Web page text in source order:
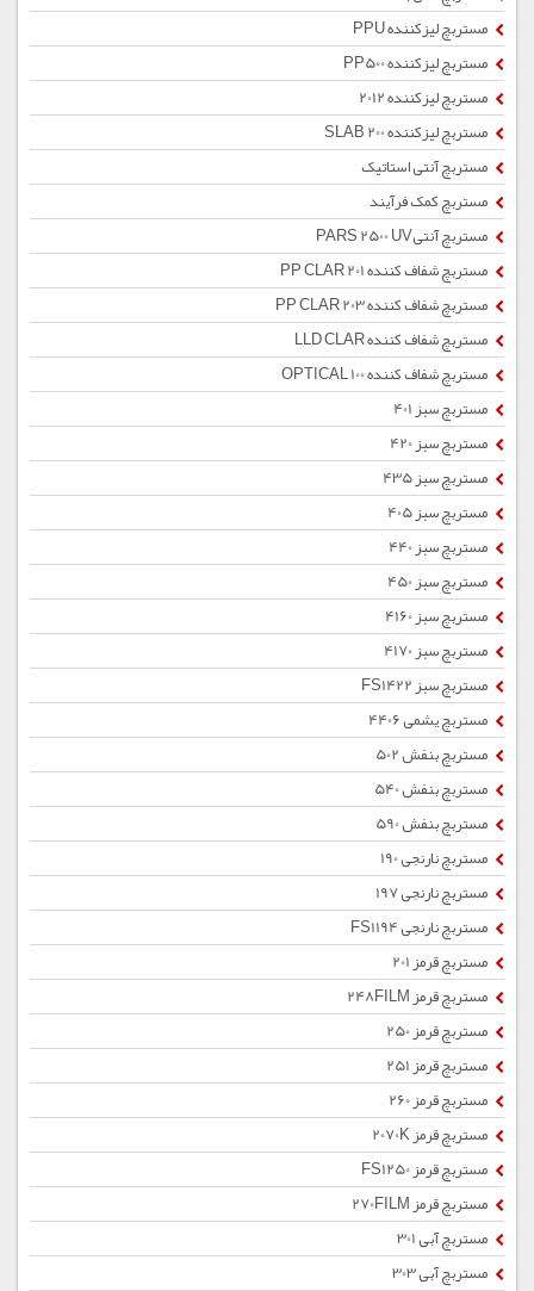
مستربچ لیزکننده PPU
مستربچ لیزکننده PP500
مستربچ لیزکننده 2012
مستربچ لیزکننده SLAB 200
مستربچ آنتی استاتیک
مستربچ کمک فرآیند
مستربچ آنتیPARS 2500 UV
مستربچ شفاف کننده PP CLAR 201
مستربچ شفاف کننده PP CLAR 203
مستربچ شفاف کننده LLD CLAR
مستربچ شفاف کننده OPTICAL 100
مستربچ سبز 401
مستربچ سبز 420
مستربچ سبز 435
مستربچ سبز 405
مستربچ سبز 440
مستربچ سبز 450
مستربچ سبز 4160
مستربچ سبز 4170
مستربچ سبز FS1422
مستربچ یشمی 4406
مستربچ بنفش 502
مستربچ بنفش 540
مستربچ بنفش 590
مستربچ نارنجی 190
مستربچ نارنجی 197
مستربچ نارنجی FS1194
مستربچ قرمز 201
مستربچ قرمز 248FILM
مستربچ قرمز 250
مستربچ قرمز 251
مستربچ قرمز 260
مستربچ قرمز 2070K
مستربچ قرمز FS1250
مستربچ قرمز 270FILM
مستربچ آبی 301
مستربچ آبی 303